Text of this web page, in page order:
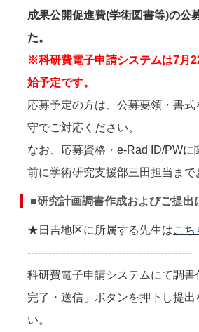
成果公開促進費(学術図書等)の公
た。
※科研費電子申請システムは7月
始予定です。
応募予定の方は、公募要領・書
守でご対応ください。
なお、応募資格・e-Rad ID/PWに
前に学術研究支援部三田担当ま
■研究計画調書作成およびご提出
★日吉地区に所属する先生はこち
-----------------------------------------------
科研費電⼦申請システムにて調
完了・送信」ボタンを押下し提出
い。